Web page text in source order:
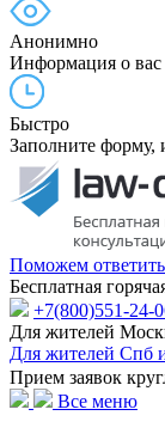
Анонимно
Информация о вас
Быстро
Заполните форму,
Поможем
Бесплатная
+7(800)551-24-
Для жителей
Для жителей Спб
Прием заявок
Все меню